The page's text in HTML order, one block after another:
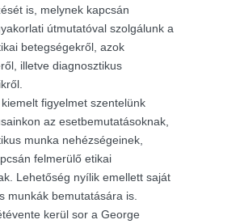
is, melynek kapcsán
útmutatóval szolgálunk a
betegségekről, azok
illetve diagnosztikus
figyelmet szentelünk
az esetbemutatásoknak,
munka nehézségeinek,
felmerülő etikai
Lehetőség nyílik emellett saját
munkák bemutatására is.
kerül sor a George